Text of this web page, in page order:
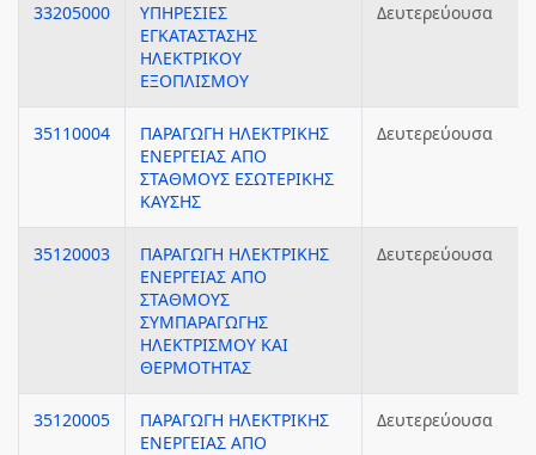
33205000
ΥΠΗΡΕΣΙΕΣ
ΕΓΚΑΤΑΣΤΑΣΗΣ
ΗΛΕΚΤΡΙΚΟΥ
ΕΞΟΠΛΙΣΜΟΥ
Δευτερεύουσα
35110004
ΠΑΡΑΓΩΓΗ ΗΛΕΚΤΡΙΚΗΣ
ΕΝΕΡΓΕΙΑΣ ΑΠΟ
ΣΤΑΘΜΟΥΣ ΕΣΩΤΕΡΙΚΗΣ
ΚΑΥΣΗΣ
Δευτερεύουσα
35120003
ΠΑΡΑΓΩΓΗ ΗΛΕΚΤΡΙΚΗΣ
ΕΝΕΡΓΕΙΑΣ ΑΠΟ
ΣΤΑΘΜΟΥΣ
ΣΥΜΠΑΡΑΓΩΓΗΣ
ΗΛΕΚΤΡΙΣΜΟΥ ΚΑΙ
ΘΕΡΜΟΤΗΤΑΣ
Δευτερεύουσα
35120005
ΠΑΡΑΓΩΓΗ ΗΛΕΚΤΡΙΚΗΣ
ΕΝΕΡΓΕΙΑΣ ΑΠΟ
Δευτερεύουσα